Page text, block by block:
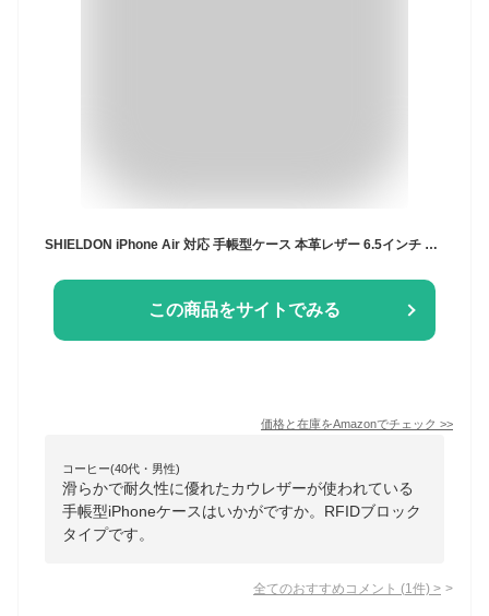
SHIELDON iPhone Air 対応 手帳型ケース 本革レザー 6.5インチ 5G 薄型 ワイヤレス充電 磁気充電可 [RFIDブロッキング] カード収納 マグネット内蔵 ストラップ穴付き 衝撃吸収 アイホン Air対応 スマホケース 2025年発売 サドルブラウン
この商品をサイトでみる
価格と在庫をAmazonでチェック >>
コーヒー(40代・男性)
滑らかで耐久性に優れたカウレザーが使われている
手帳型iPhoneケースはいかがですか。RFIDブロック
タイプです。
全てのおすすめコメント (1 件) >